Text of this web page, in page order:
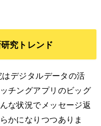
究トレンド
デジタルデータの活
チングアプリのビッグ
な状況でメッセージ返
かになりつつありま